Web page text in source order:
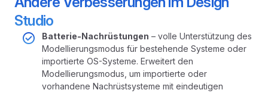
Studio
Batterie-Nachrüstungen – volle Unterstützung des
Modellierungsmodus für bestehende Systeme oder
importierte OS-Systeme. Erweitert den
Modellierungsmodus, um importierte oder
vorhandene Nachrüstsysteme mit eindeutigen